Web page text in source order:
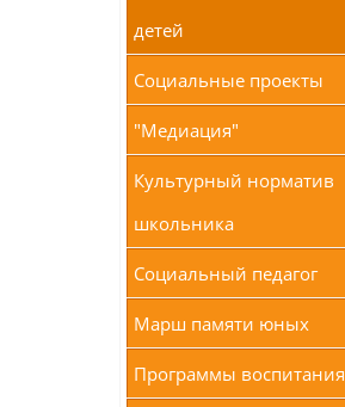
детей
Социальные проекты
"Медиация"
Культурный норматив
школьника
Социальный педагог
Марш памяти юных
Программы воспитания